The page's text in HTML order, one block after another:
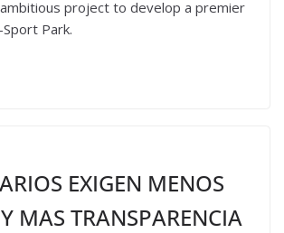
project to develop a premier
Park.
EXIGEN MENOS
MAS TRANSPARENCIA